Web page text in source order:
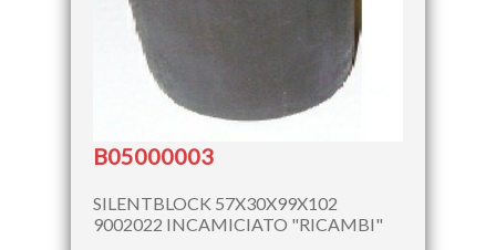
B05000003
SILENTBLOCK 57X30X99X102
9002022 INCAMICIATO "RICAMBI"